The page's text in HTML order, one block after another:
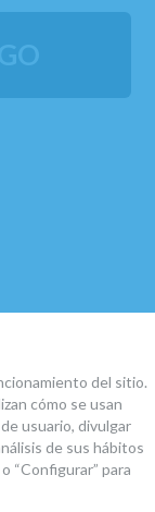
del sitio.
cómo se usan
usuario, divulgar
de sus hábitos
“Configurar” para